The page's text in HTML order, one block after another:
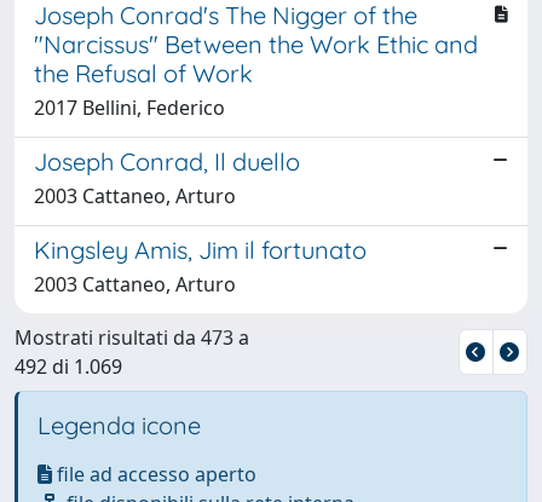
Joseph Conrad's The Nigger of the
"Narcissus" Between the Work Ethic and
the Refusal of Work
2017 Bellini, Federico
Joseph Conrad, Il duello
2003 Cattaneo, Arturo
Kingsley Amis, Jim il fortunato
2003 Cattaneo, Arturo
Mostrati risultati da 473 a
492 di 1.069
Legenda icone
file ad accesso aperto